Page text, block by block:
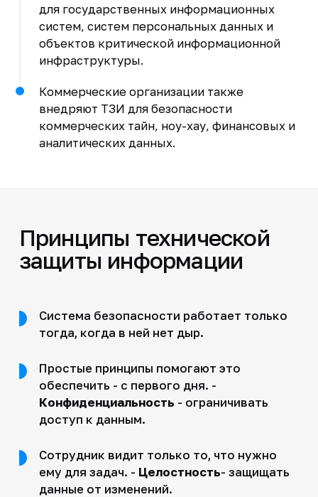
для государственных информационных
систем, систем персональных данных и
объектов критической информационной
инфраструктуры.
Коммерческие организации также
внедряют ТЗИ для безопасности
коммерческих тайн, ноу-хау, финансовых и
аналитических данных.
Принципы технической
защиты информации
Система безопасности работает только
тогда, когда в ней нет дыр.
Простые принципы помогают это
обеспечить - с первого дня. -
Конфиденциальность - ограничивать
доступ к данным.
Сотрудник видит только то, что нужно
ему для задач. - Целостность- защищать
данные от изменений.